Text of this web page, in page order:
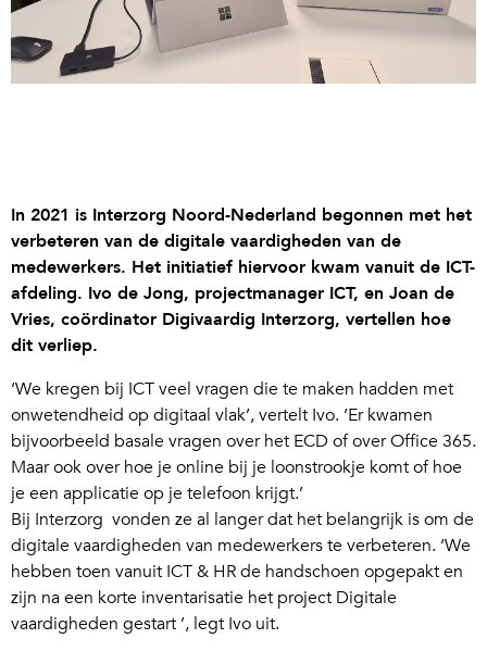
In 2021 is Interzorg Noord-Nederland begonnen met het
verbeteren van de digitale vaardigheden van de
medewerkers. Het initiatief hiervoor kwam vanuit de ICT-
afdeling. Ivo de Jong, projectmanager ICT, en Joan de
Vries, coördinator Digivaardig Interzorg, vertellen hoe
dit verliep.
‘We kregen bij ICT veel vragen die te maken hadden met
onwetendheid op digitaal vlak’, vertelt Ivo. ‘Er kwamen
bijvoorbeeld basale vragen over het ECD of over Office 365.
Maar ook over hoe je online bij je loonstrookje komt of hoe
je een applicatie op je telefoon krijgt.’
Bij Interzorg vonden ze al langer dat het belangrijk is om de
digitale vaardigheden van medewerkers te verbeteren. ‘We
hebben toen vanuit ICT & HR de handschoen opgepakt en
zijn na een korte inventarisatie het project Digitale
vaardigheden gestart ’, legt Ivo uit.